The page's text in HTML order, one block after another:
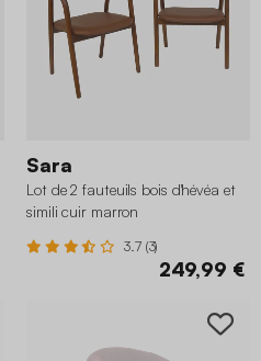
Sara
Lot de 2 fauteuils bois d'hévéa et
simili cuir marron
3.7 (3)
249,99 €